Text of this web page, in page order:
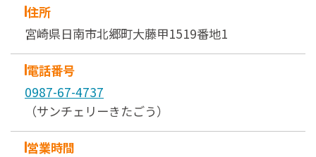
住所
宮崎県日南市北郷町大藤甲1519番地1
電話番号
0987-67-4737
（サンチェリーきたごう）
営業時間